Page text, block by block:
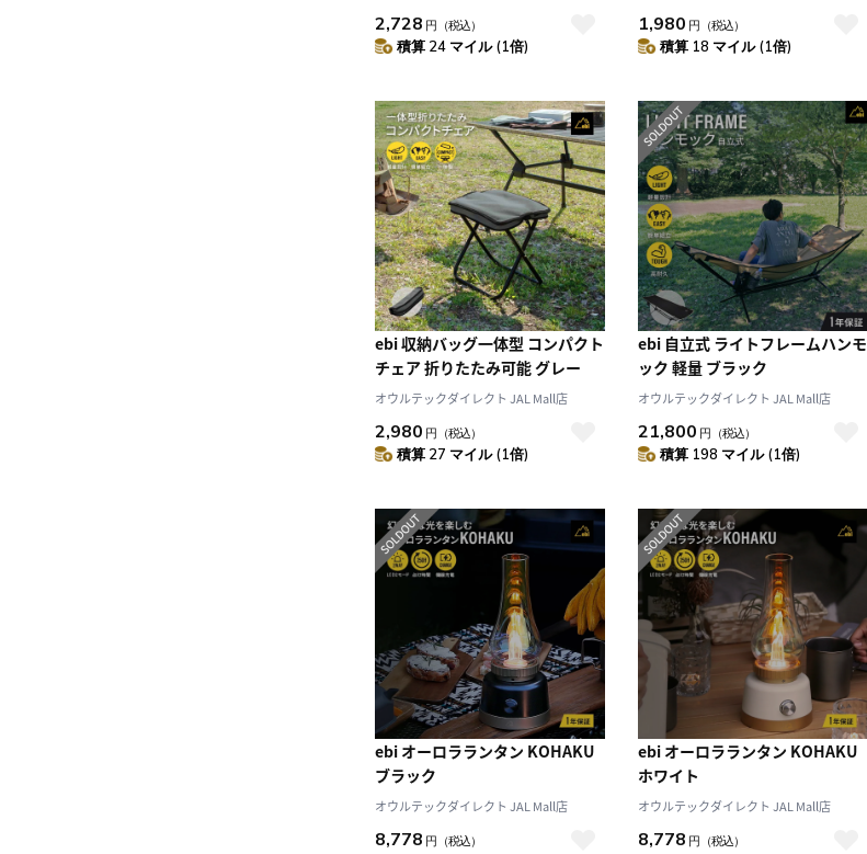
2,728 円 （税込）
積算 24 マイル (1倍)
1,980 円 （税込）
積算 18 マイル (1倍)
ebi 収納バッグ一体型 コンパクト
チェア 折りたたみ可能 グレー
オウルテックダイレクト JAL Mall店
2,980 円 （税込）
積算 27 マイル (1倍)
ebi 自立式 ライトフレームハンモ
ック 軽量 ブラック
オウルテックダイレクト JAL Mall店
21,800 円 （税込）
積算 198 マイル (1倍)
ebi オーロラランタン KOHAKU
ブラック
オウルテックダイレクト JAL Mall店
8,778 円 （税込）
ebi オーロラランタン KOHAKU
ホワイト
オウルテックダイレクト JAL Mall店
8,778 円 （税込）